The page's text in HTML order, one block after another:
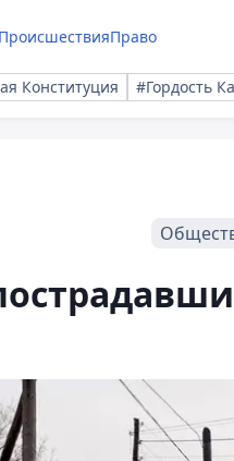
ПроисшествияПраво
Конституция #Гордость